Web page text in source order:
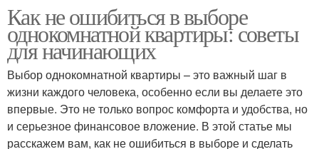
Как не ошибиться в выборе
однокомнатной квартиры: советы
для начинающих
Выбор однокомнатной квартиры – это важный шаг в
жизни каждого человека, особенно если вы делаете это
впервые. Это не только вопрос комфорта и удобства, но
и серьезное финансовое вложение. В этой статье мы
расскажем вам, как не ошибиться в выборе и сделать